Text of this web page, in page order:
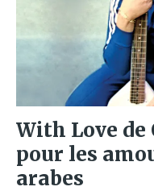
With Love
pour les
arabes